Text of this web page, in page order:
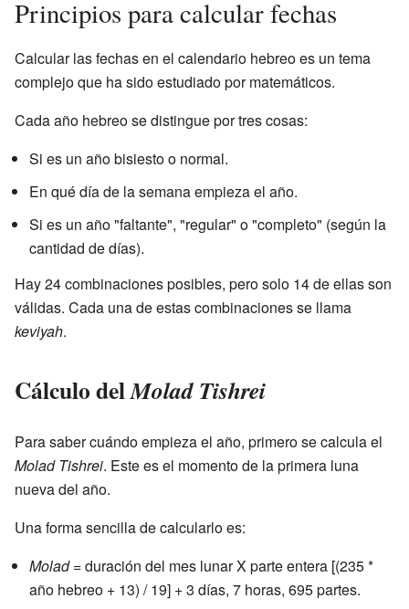
Principios para calcular fechas
Calcular las fechas en el calendario hebreo es un tema
complejo que ha sido estudiado por matemáticos.
Cada año hebreo se distingue por tres cosas:
Si es un año bisiesto o normal.
En qué día de la semana empieza el año.
Si es un año "faltante", "regular" o "completo" (según la
cantidad de días).
Hay 24 combinaciones posibles, pero solo 14 de ellas son
válidas. Cada una de estas combinaciones se llama
keviyah.
Cálculo delMolad Tishrei
Para saber cuándo empieza el año, primero se calcula el
Molad Tishrei. Este es el momento de la primera luna
nueva del año.
Una forma sencilla de calcularlo es:
Molad= duración del mes lunar X parte entera [(235 *
año hebreo + 13) / 19] + 3 días, 7 horas, 695 partes.